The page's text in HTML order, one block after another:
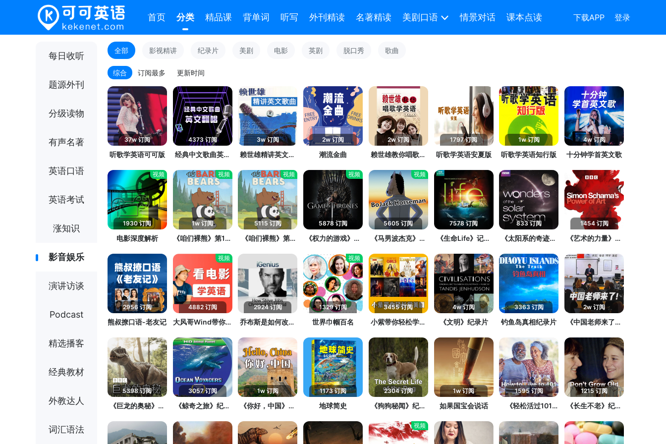
首页 分类 精品课 背单词 听写 外刊精读 名著精读 美剧口语 情景对话 课本点读 下载APP 登录
每日收听
题源外刊
分级读物
有声名著
英语口语
英语考试
涨知识
影音娱乐
演讲访谈
Podcast
精选播客
经典教材
外教达人
词汇语法
全部 影视精讲 纪录片 美剧 电影 英剧 脱口秀 歌曲
综合 订阅最多 更新时间
37w 订阅
听歌学英语可可版
4373 订阅
经典中文歌曲英文
3w 订阅
赖世雄精讲英文歌
2w 订阅
潮流金曲
2w 订阅
赖世雄教你唱歌学
1797 订阅
听歌学英语安夏版
1w 订阅
听歌学英语知行版
4w 订阅
十分钟学首英文歌
视频
1930 订阅
电影深度解析
视频
1w 订阅
《咱们裸熊》第1季
视频
5115 订阅
《咱们裸熊》第2
视频
5878 订阅
《权力的游戏》精
视频
5605 订阅
《马男波杰克》精
7578 订阅
《生命Life》记录
833 订阅
《太阳系的奇迹》
1454 订阅
《艺术的力量》纪
2956 订阅
熊叔撩口语-老友记
视频
4882 订阅
大风哥Wind带你看
2924 订阅
乔布斯是如何改变
视频
1329 订阅
世界巾帼百名
3455 订阅
小紫带你轻松学美
4w 订阅
《文明》纪录片
3363 订阅
钓鱼岛真相纪录片
2w 订阅
《中国老师来了》
5398 订阅
《巨龙的奥秘》记
3057 订阅
《鲸奇之旅》纪录
1w 订阅
《你好，中国》纪
1173 订阅
地球简史
2304 订阅
《狗狗秘闻》纪录
1w 订阅
如果国宝会说话
1595 订阅
《轻松活过101
1215 订阅
《长生不老》纪录
视频